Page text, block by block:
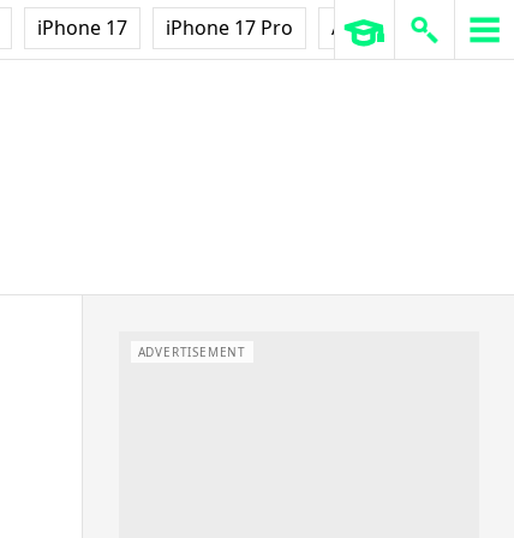
iPhone 17 iPhone 17 Pro AirPods Pro 3
ADVERTISEMENT